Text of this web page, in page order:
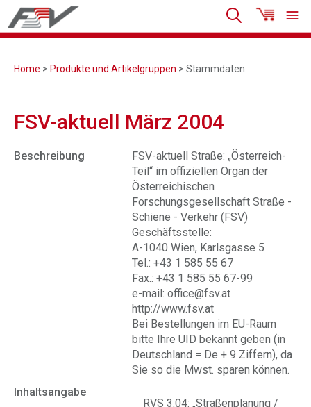
Home > Produkte und Artikelgruppen > Stammdaten
FSV-aktuell März 2004
Beschreibung
FSV-aktuell Straße: „Österreich-
Teil“ im offiziellen Organ der
Österreichischen
Forschungsgesellschaft Straße -
Schiene - Verkehr (FSV)
Geschäftsstelle:
A-1040 Wien, Karlsgasse 5
Tel.: +43 1 585 55 67
Fax.: +43 1 585 55 67-99
e-mail: office@fsv.at
http://www.fsv.at
Bei Bestellungen im EU-Raum
bitte Ihre UID bekannt geben (in
Deutschland = De + 9 Ziffern), da
Sie so die Mwst. sparen können.
Inhaltsangabe
RVS 3.04: „Straßenplanung /